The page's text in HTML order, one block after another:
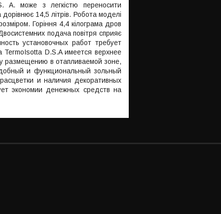
A. може з легкістю переносити
14,5 літрів. Робота моделі
Горіння 4,4 кілограма дров
подача повітря сприяє
установочных работ требует
D.S.A имеется верхнее
размещению в отапливаемой зоне,
и функциональный зольный
и наличия декоративных
экономии денежных средств на